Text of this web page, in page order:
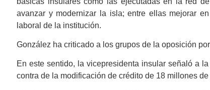
avanzar y modernizar la isla; entre ellas mejorar
laboral de la institución.
González ha criticado a los grupos de la oposición
En este sentido, la vicepresidenta insular señaló a
contra de la modificación de crédito de 18 millones